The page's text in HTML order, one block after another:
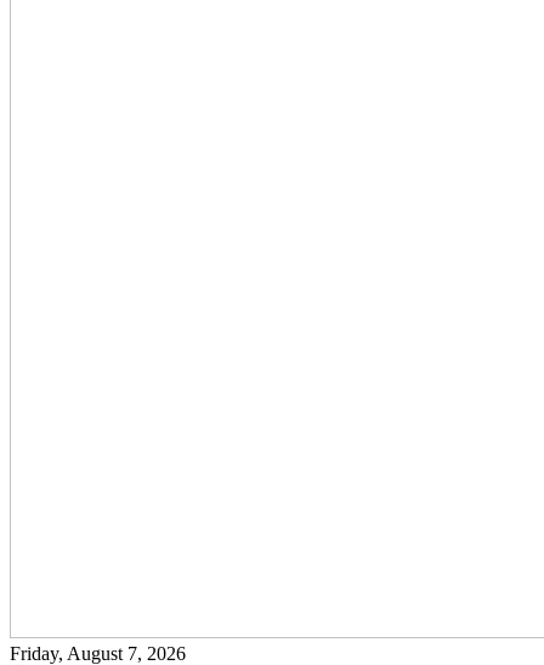
Friday, August 7, 2026